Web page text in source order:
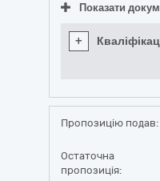
Показати
+
Пропозицію подав:
Остаточна
пропозиція: